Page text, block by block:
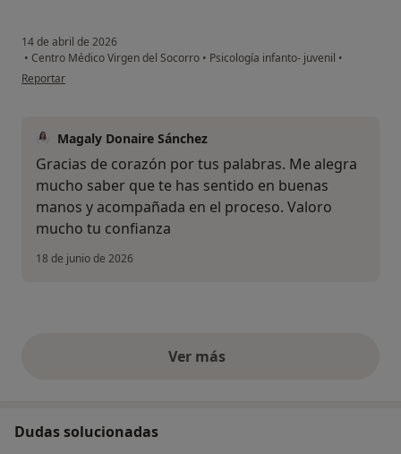
14 de abril de 2026
• Centro Médico Virgen del Socorro • Psicología infanto- juvenil •
en opinión del usuario Noelia
Reportar
Magaly Donaire Sánchez
Gracias de corazón por tus palabras. Me alegra
mucho saber que te has sentido en buenas
manos y acompañada en el proceso. Valoro
mucho tu confianza
18 de junio de 2026
Ver másopiniones anteriores
Dudas solucionadas